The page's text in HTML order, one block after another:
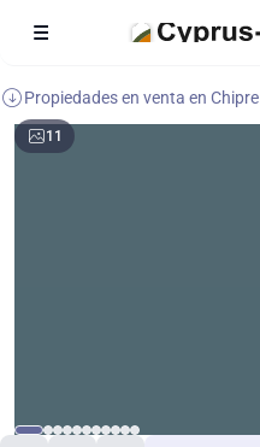
Propiedades en venta en Chipre
11